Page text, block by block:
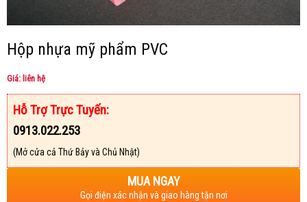
Hộp nhựa mỹ phẩm PVC
Giá: liên hệ
Hỗ Trợ Trực Tuyến:
0913.022.253
(Mở cửa cả Thứ Bảy và Chủ Nhật)
MUA NGAY
Gọi điện xác nhận và giao hàng tận nơi